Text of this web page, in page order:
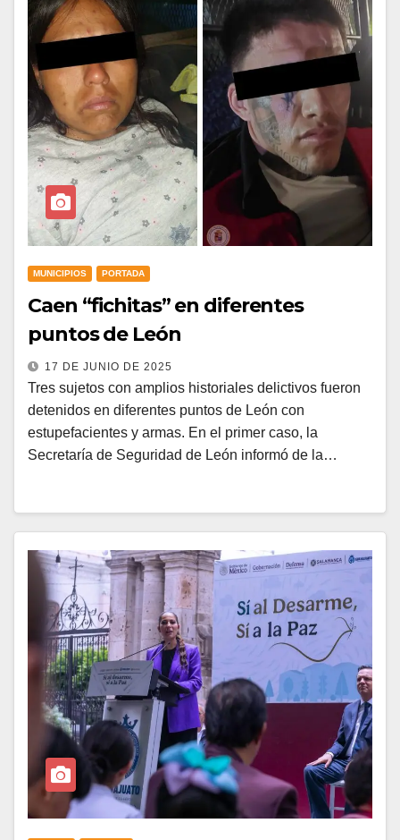
MUNICIPIOS PORTADA
Caen “fichitas” en diferentes
puntos de León
17 DE JUNIO DE 2025
Tres sujetos con amplios historiales delictivos fueron
detenidos en diferentes puntos de León con
estupefacientes y armas. En el primer caso, la
Secretaría de Seguridad de León informó de la…